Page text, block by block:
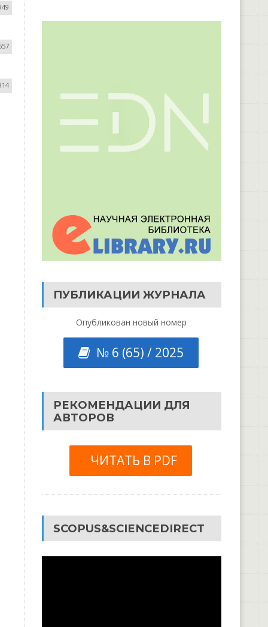
ПУБЛИКАЦИИ ЖУРНАЛА
Опубликован новый номер
№ 6 (65) / 2025
РЕКОМЕНДАЦИИ ДЛЯ
АВТОРОВ
ЧИТАТЬ В PDF
SCOPUS&SCIENCEDIRECT